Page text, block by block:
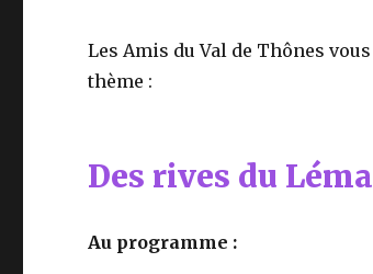
Les Amis du Val de Thônes
thème :
Des rives du
Au programme :